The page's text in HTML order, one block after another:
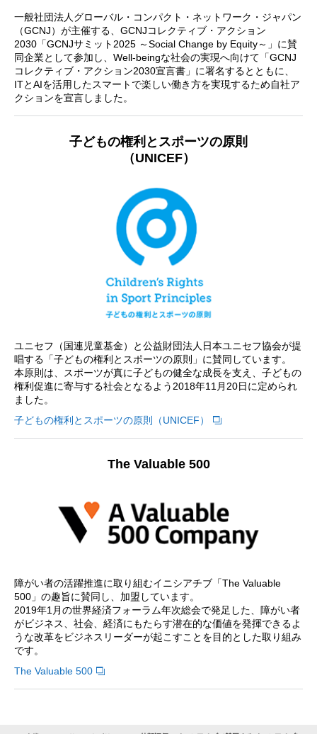
一般社団法人グローバル・コンパクト・ネットワーク・ジャパン
（GCNJ）が主催する、GCNJコレクティブ・アクション
2030「GCNJサミット2025 ～Social Change by Equity～」に賛
同企業として参加し、Well-beingな社会の実現へ向けて「GCNJ
コレクティブ・アクション2030宣言書」に署名するとともに、
ITとAIを活用したスマートで楽しい働き方を実現するため自社ア
クションを宣言しました。
子どもの権利とスポーツの原則
（UNICEF）
ユニセフ（国連児童基金）と公益財団法人日本ユニセフ協会が提
唱する「子どもの権利とスポーツの原則」に賛同しています。
本原則は、スポーツが真に子どもの健全な成長を支え、子どもの
権利促進に寄与する社会となるよう2018年11月20日に定められ
ました。
子どもの権利とスポーツの原則（UNICEF）
The Valuable 500
障がい者の活躍推進に取り組むイニシアチブ「The Valuable
500」の趣旨に賛同し、加盟しています。
2019年1月の世界経済フォーラム年次総会で発足した、障がい者
がビジネス、社会、経済にもたらす潜在的な価値を発揮できるよ
うな改革をビジネスリーダーが起こすことを目的とした取り組み
です。
The Valuable 500